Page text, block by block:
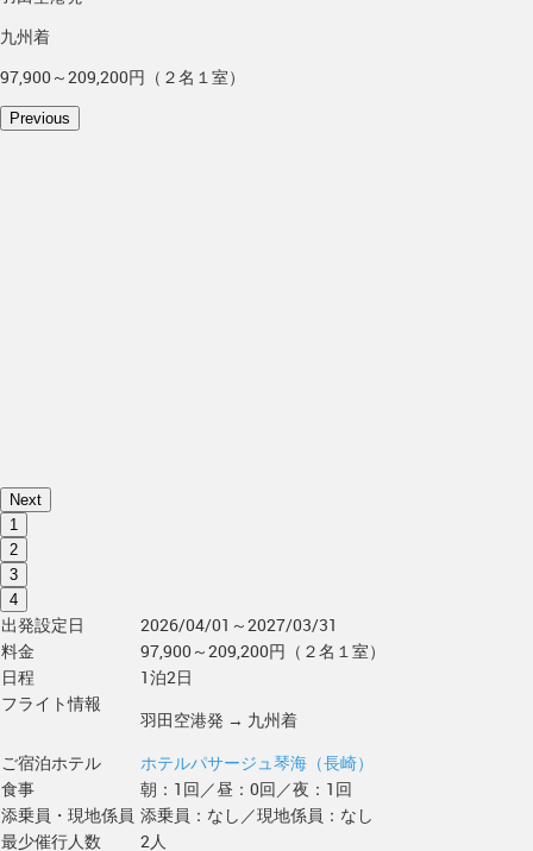
九州着
97,900～209,200円（２名１室）
Previous
Next
1
2
3
4
出発設定日
2026/04/01～2027/03/31
料金
97,900～209,200円（２名１室）
日程
1泊2日
フライト情報
羽田空港発 → 九州着
ご宿泊ホテル
ホテルパサージュ琴海（長崎）
食事
朝：1回／昼：0回／夜：1回
添乗員・現地係員 添乗員：なし／現地係員：なし
最少催行人数
2人